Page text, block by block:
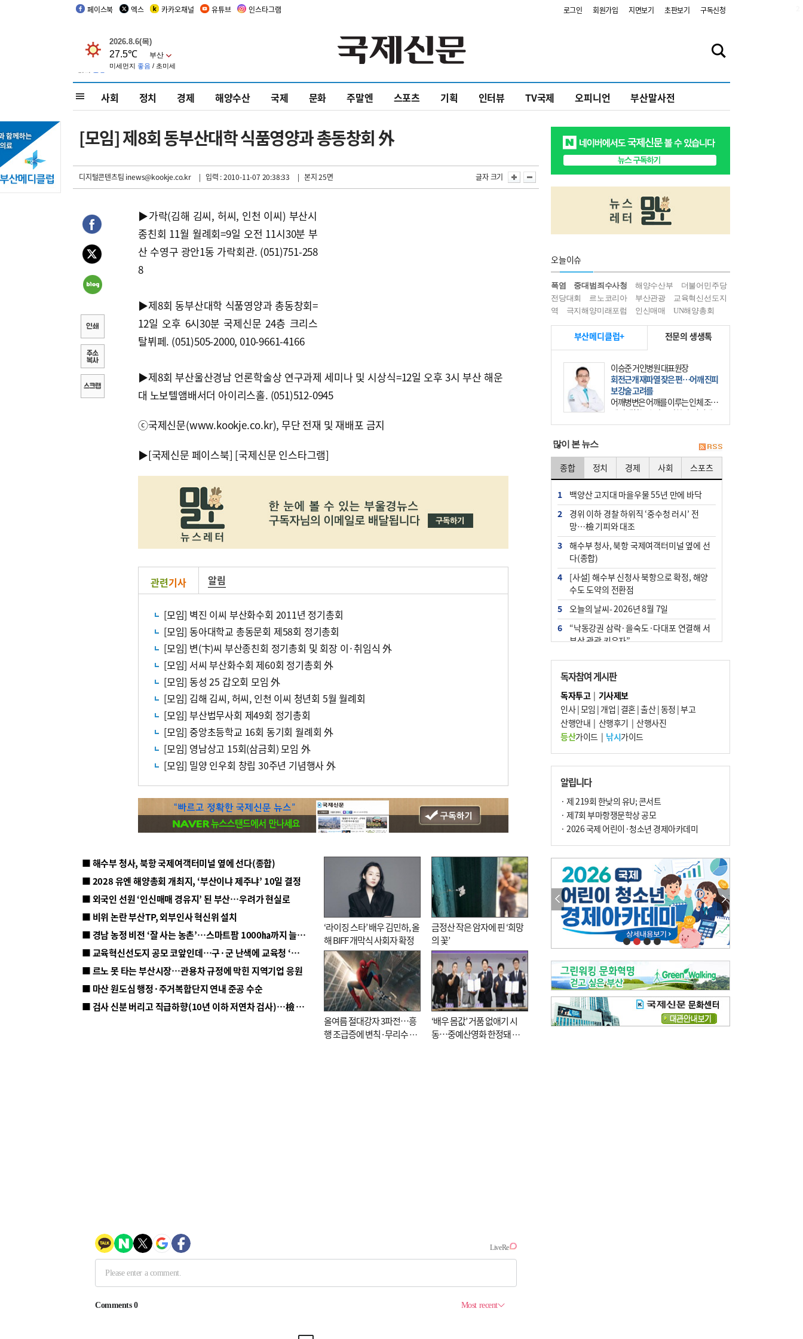
페이스북 엑스 카카오채널 유튜브 인스타그램 로그인 회원가입 지면보기 초판보기 구독신청
사회 정치 경제 해양수산 국제 문화 주말엔 스포츠 기획 인터뷰 TV국제 오피니언 부산말사전
[모임] 제8회 동부산대학 식품영양과 총동창회 外
디지털콘텐츠팀 inews@kookje.co.kr | 입력 : 2010-11-07 20:38:33 | 본지 25면 글자 크기
▶가락(김해 김씨, 허씨, 인천 이씨) 부산시
종친회 11월 월례회=9일 오전 11시30분 부
산 수영구 광안1동 가락회관. (051)751-258
8
▶제8회 동부산대학 식품영양과 총동창회=
12일 오후 6시30분 국제신문 24층 크리스
탈뷔페. (051)505-2000, 010-9661-4166
▶제8회 부산울산경남 언론학술상 연구과제 세미나 및 시상식=12일 오후 3시 부산 해운
대 노보텔앰배서더 아이리스홀. (051)512-0945
ⓒ국제신문(www.kookje.co.kr), 무단 전재 및 재배포 금지
▶[국제신문 페이스북] [국제신문 인스타그램]
관련기사 알림
[모임] 벽진 이씨 부산화수회 2011년 정기총회
[모임] 동아대학교 총동문회 제58회 정기총회
[모임] 변(卞)씨 부산종친회 정기총회 및 회장 이·취임식 外
[모임] 서씨 부산화수회 제60회 정기총회 外
[모임] 동성 25 갑오회 모임 外
[모임] 김해 김씨, 허씨, 인천 이씨 청년회 5월 월례회
[모임] 부산법무사회 제49회 정기총회
[모임] 중앙초등학교 16회 동기회 월례회 外
[모임] 영남상고 15회(삼금회) 모임 外
[모임] 밀양 인우회 창립 30주년 기념행사 外
■ 해수부 청사, 북항 국제여객터미널 옆에 선다(종합)
■ 2028 유엔 해양총회 개최지, ‘부산이냐 제주냐’ 10일 결정
■ 외국인 선원 ‘인신매매 경유지’ 된 부산…우려가 현실로
■ 비위 논란 부산TP, 외부인사 혁신위 설치
■ 경남 농정 비전 ‘잘 사는 농촌’…스마트팜 1000㏊까지 늘린다
■ 교육혁신선도지 공모 코앞인데…구·군 난색에 교육청 ‘쩔쩔’
■ 르노 못 타는 부산시장…관용차 규정에 막힌 지역기업 응원
■ 마산 원도심 행정·주거복합단지 연내 준공 수순
■ 검사 신분 버리고 직급하향(10년 이하 저연차 검사)…檢 중수청행 기피
‘라이징 스타’ 배우 김민하, 올
해 BIFF 개막식 사회자 확정
금정산 작은 암자에 핀 ‘희망
의 꽃’
올여름 절대강자 3파전…흥
행 조급증에 변칙·무리수 마
‘배우 몸값’ 거품 없애기 시
동…중예산영화 한정돼 실
오늘이슈
폭염 중대범죄수사청 해양수산부
더불어민주당
전당대회
르노코리아 부산관광
교육혁신선도지
역
극지해양미래포럼 인신매매 UN해양총회
부산메디클럽+ 전문의 생생톡
이승준 거인병원 대표원장
회전근개 재파열 잦은 편…어깨 진피
보강술 고려를
어깨병변은 어깨를 이루는 인체 조직
에 발생하는 손상을 말한다. 여기에
는 오십견과 회전근개 증후군, 어깨
많이 본 뉴스
종합 정치 경제 사회 스포츠
1
백양산 고지대 마을우물 55년 만에 바닥
2
경위 이하 경찰 하위직 ‘중수청 러시’ 전
망…檢 기피와 대조
3
해수부 청사, 북항 국제여객터미널 옆에 선
다(종합)
4
[사설] 해수부 신청사 북항으로 확정, 해양
수도 도약의 전환점
5
오늘의 날씨- 2026년 8월 7일
6
“낙동강권 삼락·을숙도·다대포 연결해 서
부산 관광 키우자”
7
부울경 주말부터 비소식…‘극한 폭염’ 한풀
꺾일 듯
8
피란마을 67년 역사인데…전교생 24명 아
미초 통폐합 기로
9
교육혁신선도지 공모 코앞인데…구·군 난
색에 교육청 ‘쩔쩔’
10 2028 유엔 해양총회 개최지, ‘부산이냐 제
주냐’ 10일 결정
독자참여 게시판
독자투고| 기사제보
인사|모임 | 개업 | 결혼|출산|동정 |부고
산행안내 | 산행후기 | 산행사진
등산가이드| 낚시가이드
알립니다
· 제 219회 한낮의 유U; 콘서트
· 제7회 부마항쟁문학상 공모
· 2026 국제 어린이·청소년 경제아카데미